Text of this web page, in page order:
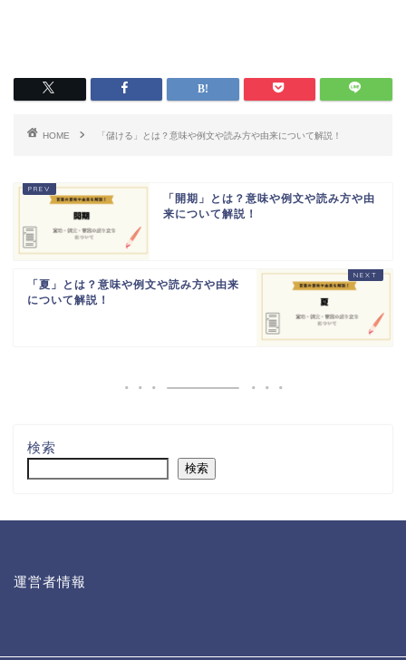
HOME 「儲ける」とは？意味や例文や読み方や由来について解説！
「開期」とは？意味や例文や読み方や由
来について解説！
「夏」とは？意味や例文や読み方や由来
について解説！
検索
検索
運営者情報